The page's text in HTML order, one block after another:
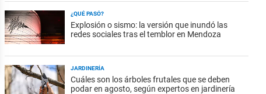
¿QUÉ PASÓ?
Explosión o sismo: la versión que inundó las
redes sociales tras el temblor en Mendoza
JARDINERÍA
Cuáles son los árboles frutales que se deben
podar en agosto, según expertos en jardinería